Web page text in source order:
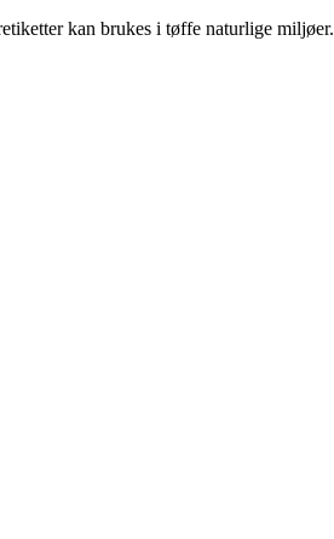
kan brukes i tøffe naturlige miljøer.